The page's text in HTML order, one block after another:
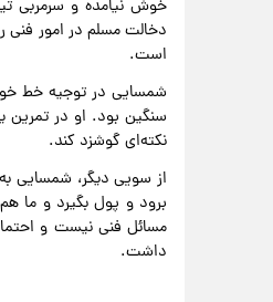
خوش نیامده و سرمربی
دخالت مسلم در امور فنی
است.
شمسایی در توجیه خط
سنگین بود. او در
نکته‌ای گوشزد کند.
از سویی دیگر، شمسایی
برود و پول بگیرد و ما
مسائل فنی نیست و
داشت.